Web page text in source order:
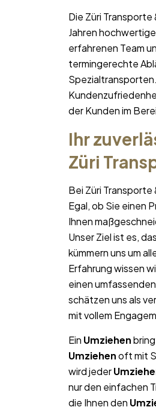
Die Züri Transporte
Jahren
erfahrenen Team
termingerechte
der Kunden im
Ihr
Züri
Bei Züri Transporte
Egal, ob Sie einen
Ihnen
Unser Ziel ist es,
kümmern uns um
Erfahrung wissen
einen
schätzen uns als
mit vollem
Ein Umziehen
Umziehenoft mit
wird jeder
nur den einfachen
die Ihnen den